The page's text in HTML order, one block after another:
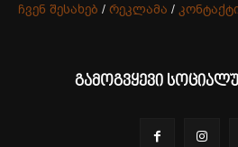
ჩვენ შესახებ / რეკლამა /
გამოგვყევი